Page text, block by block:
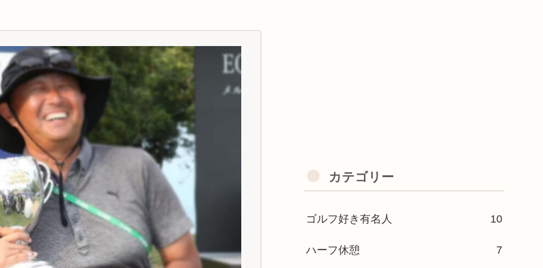
カテゴリー
ゴルフ好き有名人 10
ハーフ休憩 7